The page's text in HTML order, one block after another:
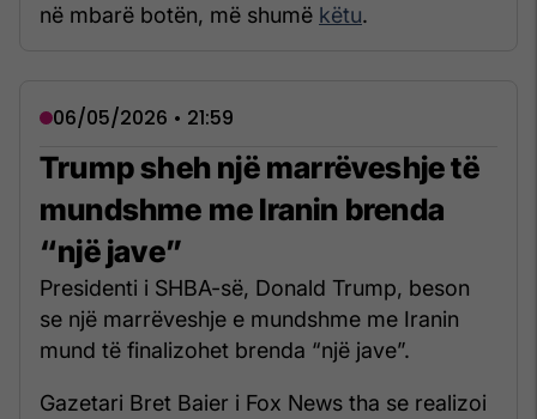
në mbarë botën, më shumë këtu.
06/05/2026 • 21:59
Trump sheh një marrëveshje të
mundshme me Iranin brenda
“një jave”
Presidenti i SHBA-së, Donald Trump, beson
se një marrëveshje e mundshme me Iranin
mund të finalizohet brenda “një jave”.
Gazetari Bret Baier i Fox News tha se realizoi